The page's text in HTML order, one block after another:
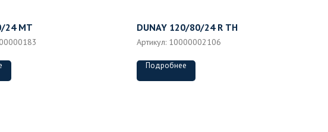
24 MT DUNAY 120/80/24 R ТН
Артикул: 10000002106
Подробнее